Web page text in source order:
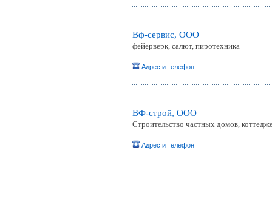
Вф-сервис, OOO
фейерверк, салют, пиротехника
Адрес и телефон
ВФ-строй, ООО
Строительство частных домов,
Адрес и телефон